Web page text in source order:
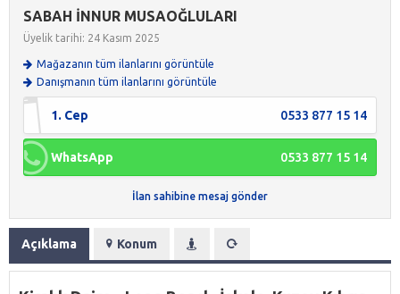
SABAH İNNUR MUSAOĞLULARI
Üyelik tarihi: 24 Kasım 2025
Mağazanın tüm ilanlarını görüntüle
Danışmanın tüm ilanlarını görüntüle
1. Cep 0533 877 15 14
WhatsApp 0533 877 15 14
İlan sahibine mesaj gönder
Açıklama Konum